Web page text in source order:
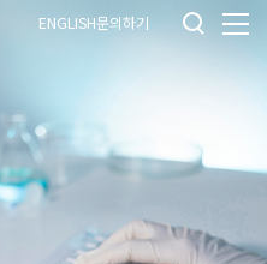
ENGLISH문의하기